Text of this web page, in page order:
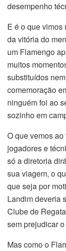
desempenho
E é o que vimos
da vitória do
um Flamengo
muitos
substituídos
comemoração
ninguém foi ao
sozinho em
O que vemos
jogadores e
só a diretoria
sua viagem, o
que seja por
Landim deveria
Clube de
sem prejudicar
Mas como o